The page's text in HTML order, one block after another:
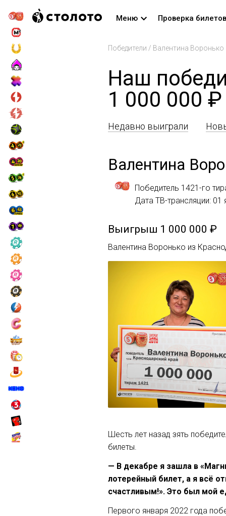
Меню Проверка билетов
Победители / Валентина Воронько
Наш
1 000 000 ₽
Недавно выиграли
Валентина
Победитель 1421-го
Дата ТВ-трансляции: 01
Выигрыш 1 000 000 ₽
Валентина Воронько из
Шесть лет назад зять
билеты.
— В декабре я зашла в
лотерейный билет, а я всё
счастливым!». Это был мой
Первого января 2022 года